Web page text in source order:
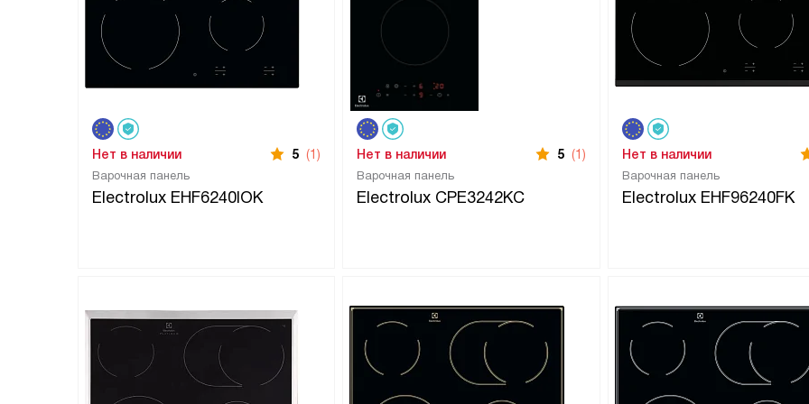
Варочная панель
Electrolux EHF6240IOK
Нет в наличии 5 (1)
Варочная панель
Electrolux CPE3242KC
Нет в наличии 5 (1)
Варочная панель
Electrolux EHF96240FK
Нет в наличии